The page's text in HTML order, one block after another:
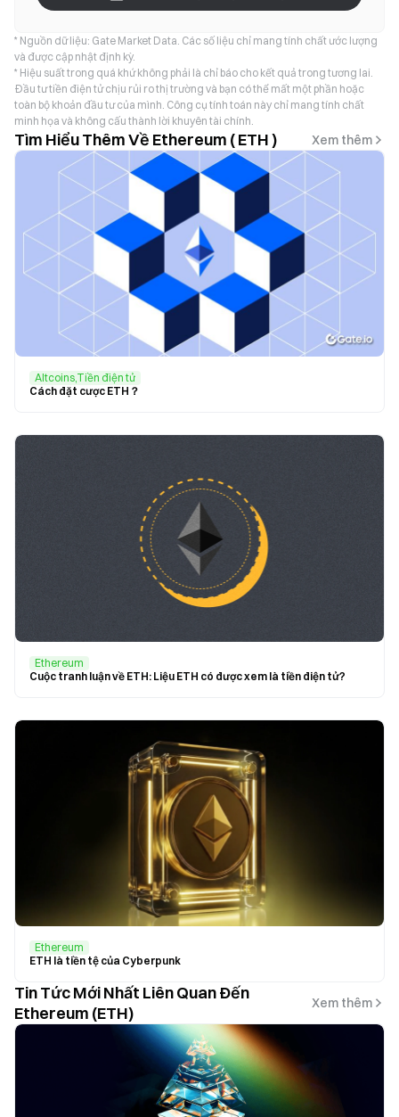
* Nguồn dữ liệu: Gate Market Data. Các số liệu chỉ mang tính chất ước lượng
và được cập nhật định kỳ.
* Hiệu suất trong quá khứ không phải là chỉ báo cho kết quả trong tương lai.
Đầu tư tiền điện tử chịu rủi ro thị trường và bạn có thể mất một phần hoặc
toàn bộ khoản đầu tư của mình. Công cụ tính toán này chỉ mang tính chất
minh họa và không cấu thành lời khuyên tài chính.
Tìm Hiểu Thêm Về Ethereum ( ETH ) Xem thêm
Altcoins,Tiền điện tử
Cách đặt cược ETH？
Ethereum
Cuộc tranh luận về ETH: Liệu ETH có được xem là tiền điện tử?
Ethereum
ETH là tiền tệ của Cyberpunk
Tin Tức Mới Nhất Liên Quan Đến
Ethereum (ETH)
Xem thêm